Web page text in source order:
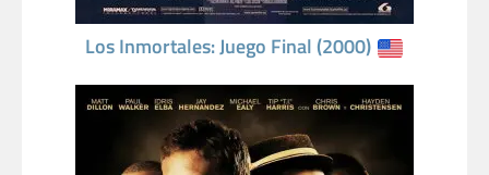
Los Inmortales: Juego Final (2000)